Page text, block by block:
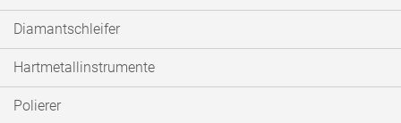
Diamantschleifer
Hartmetallinstrumente
Polierer